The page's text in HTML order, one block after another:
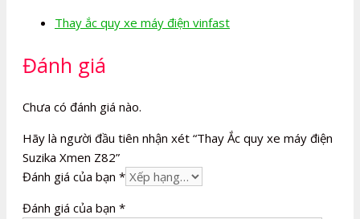
Thay ắc quy xe máy điện vinfast
Đánh giá
Chưa có đánh giá nào.
Hãy là người đầu tiên nhận xét “Thay Ắc quy xe máy điện
Suzika Xmen Z82”
Đánh giá của bạn *
Đánh giá của bạn *